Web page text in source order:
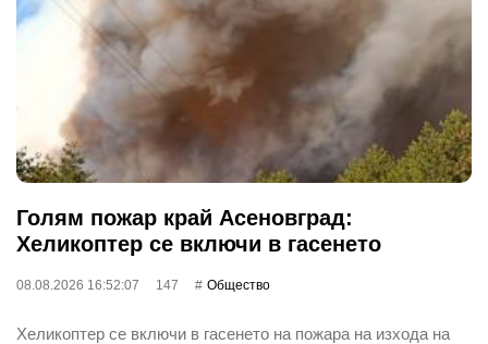
Голям пожар край Асеновград:
Хеликоптер се включи в гасенето
08.08.2026 16:52:07 147 Общество
Хеликоптер се включи в гасенето на пожара на изхода на